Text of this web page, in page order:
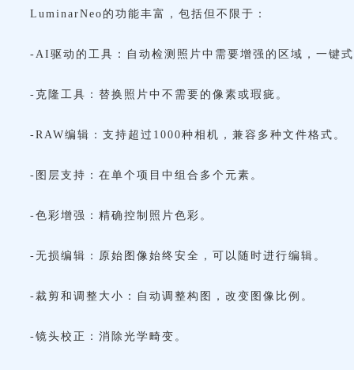
LuminarNeo的功能丰富，包括但不限于：
-AI驱动的工具：自动检测照片中需要增强的区域，一键
-克隆工具：替换照片中不需要的像素或瑕疵。
-RAW编辑：支持超过1000种相机，兼容多种文件格式。
-图层支持：在单个项目中组合多个元素。
-色彩增强：精确控制照片色彩。
-无损编辑：原始图像始终安全，可以随时进行编辑。
-裁剪和调整大小：自动调整构图，改变图像比例。
-镜头校正：消除光学畸变。